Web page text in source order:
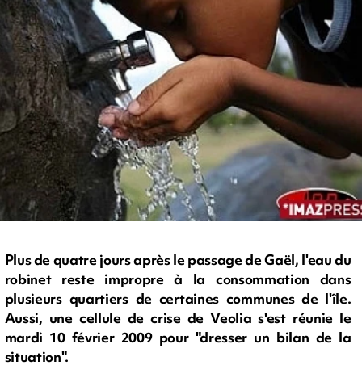
Plus de quatre jours après le passage de Gaël, l'eau du
robinet reste impropre à la consommation dans
plusieurs quartiers de certaines communes de l'île.
Aussi, une cellule de crise de Veolia s'est réunie le
mardi 10 février 2009 pour "dresser un bilan de la
situation".